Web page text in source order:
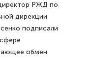
РЖД по
дирекции
подписали
обмен